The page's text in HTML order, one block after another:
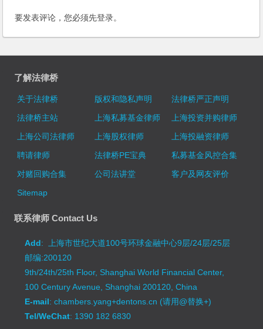
要发表评论，您必须先登录。
了解法律桥
关于法律桥 版权和隐私声明
法律桥严正声明
法律桥主站
上海私募基金律师
上海投资并购律师
上海公司法律师
上海股权律师
上海投融资律师
聘请律师
法律桥PE宝典
私募基金风控合集
对赌回购合集
公司法讲堂
客户及网友评价
Sitemap
联系律师 Contact Us
Add: 上海市世纪大道100号环球金融中心9层/24层/25层
邮编:200120
9th/24th/25th Floor, Shanghai World Financial Center,
100 Century Avenue, Shanghai 200120, China
E-mail: chambers.yang+dentons.cn (请用@替换+)
Tel/WeChat: 1390 182 6830